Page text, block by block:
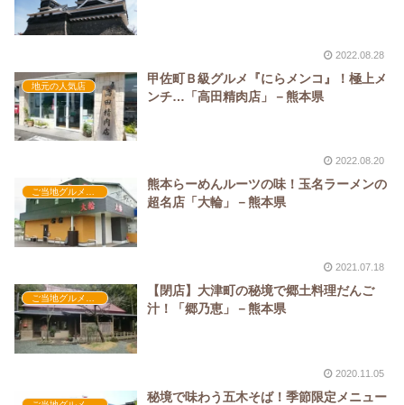
2022.08.28
地元の人気店
甲佐町Ｂ級グルメ『にらメンコ』！極上メ
ンチ…「高田精肉店」－熊本県
2022.08.20
ご当地グルメの人気店
熊本らーめんルーツの味！玉名ラーメンの
超名店「大輪」－熊本県
2021.07.18
【閉店】大津町の秘境で郷土料理だんご
汁！「郷乃恵」－熊本県
2020.11.05
秘境で味わう五木そば！季節限定メニュー